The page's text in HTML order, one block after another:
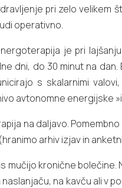
pri zelo velikem
operativno.
je pri
dni, do 30 minut na
s skalarnimi
avtonomne energijske
na daljavo.
arhiv izjav in
mučijo kronične
na kavču ali v